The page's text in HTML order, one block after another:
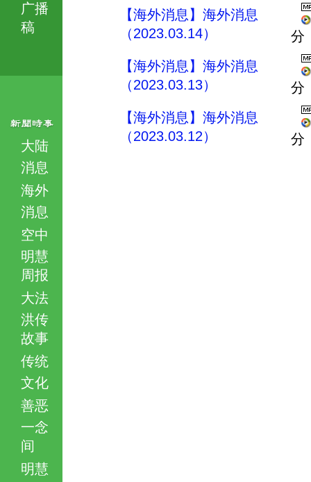
广播
稿
大陆
消息
海外
消息
空中
明慧
周报
大法
洪传
故事
传统
文化
善恶
一念
间
明慧
【海外消息】海外消息
（2023.03.14）
分
【海外消息】海外消息
（2023.03.13）
分
【海外消息】海外消息
（2023.03.12）
分